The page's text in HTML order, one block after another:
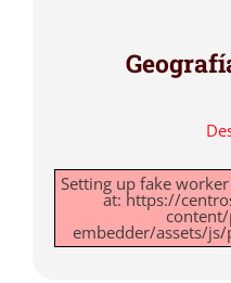
Setting up fake
at: https://
embedder/assets/